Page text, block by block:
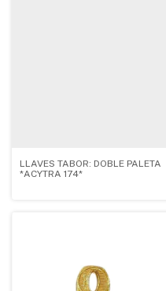
LLAVES TABOR: DOBLE PALETA
*ACYTRA 174*